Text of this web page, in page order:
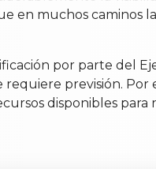
en muchos caminos
por parte del
previsión. Por
disponibles